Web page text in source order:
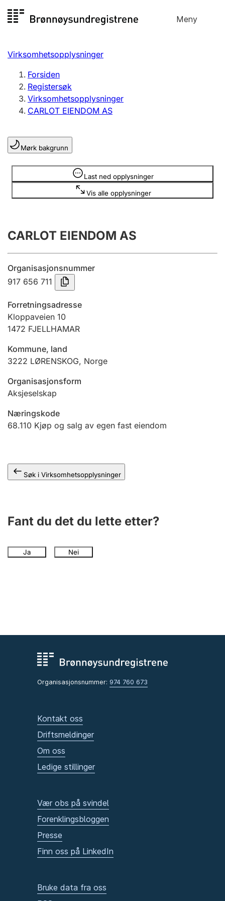
til
Meny
Registersøk
Aksjeselskap
Enkeltpersonforetak
Registrere, endre, slette
Lag og forening
Registrere, endre, slette
Årsregnskap
Innsending og forsinkelsesgebyr
Tinglysing
Jeger
Ektepaktveileder
Offentlig sektor
Virksomhetsopplysninger
Forsiden
Registersøk
Virksomhetsopplysninger
CARLOT EIENDOM AS
Mørk bakgrunn
Last ned opplysninger
Vis alle opplysninger
Opplysninger er skjult
CARLOT EIENDOM AS
Organisasjonsnummer
917 656 711
Forretningsadresse
Kloppaveien 10
1472 FJELLHAMAR
Kommune, land
3222 LØRENSKOG, Norge
Organisasjonsform
Aksjeselskap
Næringskode
68.110 Kjøp og salg av egen fast eiendom
Søk i Virksomhetsopplysninger
Fant du det du lette etter?
Ja Nei
Organisasjonsnummer: 974 760 673
Kontakt oss
Driftsmeldinger
Om oss
Ledige stillinger
Vær obs på svindel
Forenklingsbloggen
Presse
Finn oss på LinkedIn
Bruke data fra oss